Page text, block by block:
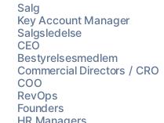
Salg
Key Account Manager
Salgsledelse
CEO
Bestyrelsesmedlem
Commercial Directors / CRO
COO
RevOps
Founders
HR Managers